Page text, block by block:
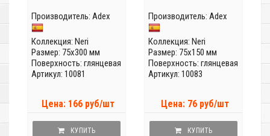
Производитель: Adex
Коллекция: Neri
Размер: 75x300 мм
Поверхность: глянцевая
Артикул: 10081
Цена: 166 руб/шт
КУПИТЬ
Производитель: Adex
Коллекция: Neri
Размер: 75x150 мм
Поверхность: глянцевая
Артикул: 10083
Цена: 76 руб/шт
КУПИТЬ